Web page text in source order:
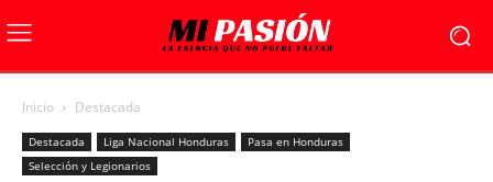
Inicio Destacada
Destacada Liga Nacional Honduras
Pasa en Honduras
Selección y Legionarios